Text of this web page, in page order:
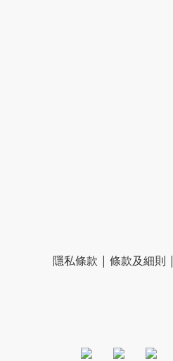
隱私條款 | 條款及細則